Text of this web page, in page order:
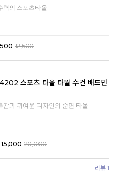
력의 스포츠타올
12,500
스포츠 타올 타월 수건 배드민
감과 귀여운 디자인의 순면 타올
15,000 20,000
리뷰 1